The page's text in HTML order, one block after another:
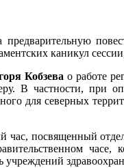
каникул
Кобзева о работе
В частности, при
для северных
посвященный
часе,
учреждений